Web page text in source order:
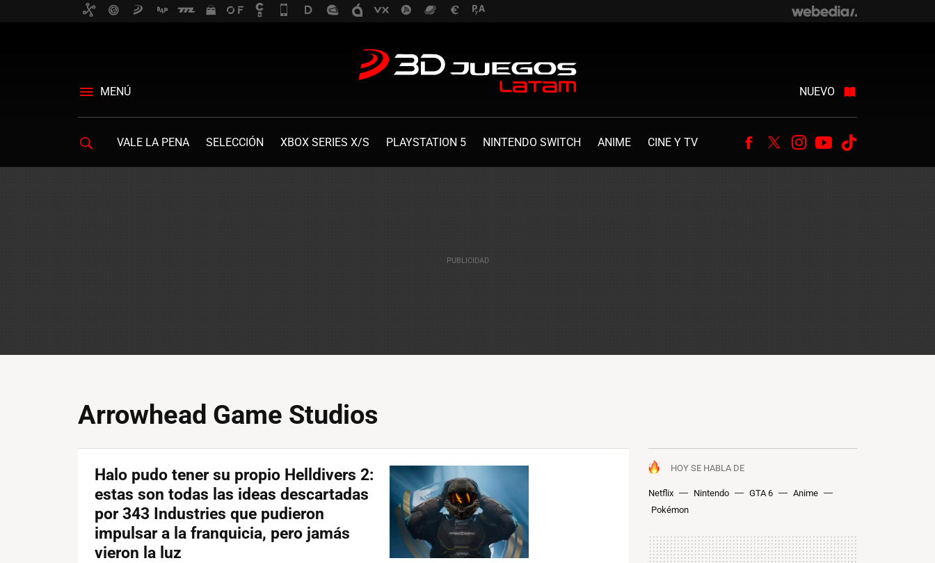
MENÚ NUEVO
VALE LA PENA SELECCIÓN XBOX SERIES X/S PLAYSTATION 5 NINTENDO SWITCH ANIME CINE Y TV Facebook
TwitterInstagram
Youtube
Arrowhead Game Studios
HOY SE HABLA DE
Netflix Nintendo GTA 6
Anime
Pokémon
Halo pudo tener su propio Helldivers 2:
estas son todas las ideas descartadas
por 343 Industries que pudieron
impulsar a la franquicia, pero jamás
vieron la luz